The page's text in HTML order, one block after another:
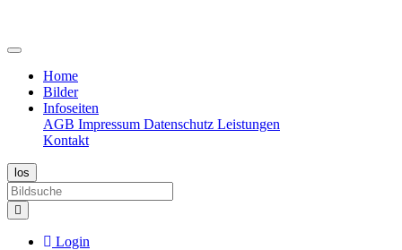
Home
Bilder
Infoseiten
AGB Impressum Datenschutz Leistungen
Kontakt
Login